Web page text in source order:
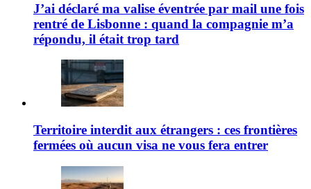
J’ai déclaré ma valise éventrée par mail une fois
rentré de Lisbonne : quand la compagnie m’a
répondu, il était trop tard
Territoire interdit aux étrangers : ces frontières
fermées où aucun visa ne vous fera entrer